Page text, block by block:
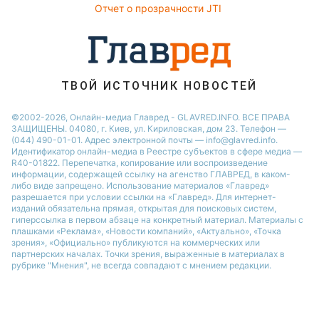
Отчет о прозрачности JTI
ТВОЙ ИСТОЧНИК НОВОСТЕЙ
©2002-2026, Онлайн-медиа Главред - GLAVRED.INFO. ВСЕ ПРАВА
ЗАЩИЩЕНЫ. 04080, г. Киев, ул. Кириловская, дом 23. Телефон —
(044) 490-01-01. Адрес электронной почты — info@glavred.info.
Идентификатор онлайн-медиа в Реестре cубъектов в сфере медиа —
R40-01822. Перепечатка, копирование или воспроизведение
информации, содержащей ссылку на агенство ГЛАВРЕД, в каком-
либо виде запрещено. Использование материалов «Главред»
разрешается при условии ссылки на «Главред». Для интернет-
изданий обязательна прямая, открытая для поисковых систем,
гиперссылка в первом абзаце на конкретный материал. Материалы с
плашками «Реклама», «Новости компаний», «Актуально», «Точка
зрения», «Официально» публикуются на коммерческих или
партнерских началах. Точки зрения, выраженные в материалах в
рубрике "Мнения", не всегда совпадают с мнением редакции.